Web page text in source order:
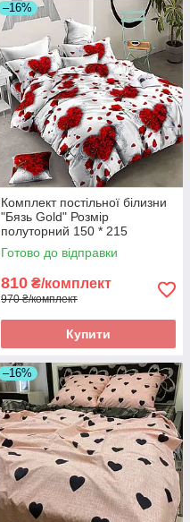
–16%
Комплект постільної білизни
"Бязь Gold" Розмір
полуторний 150 * 215
Готово до відправки
810 ₴/комплект
970 ₴/комплект
Купити
–16%